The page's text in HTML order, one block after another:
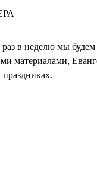
в неделю мы будем
материалами,